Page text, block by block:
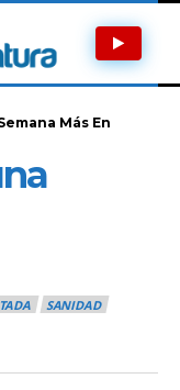
Más En
SANIDAD